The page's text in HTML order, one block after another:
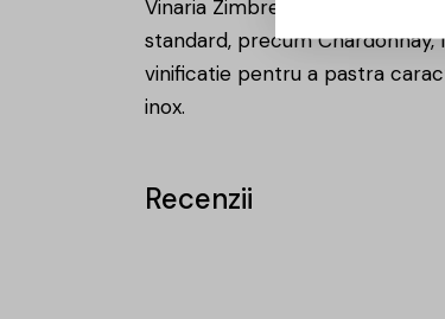
Vinaria Zimbreni reprezinta o
standard, precum
vinificatie pentru a pastra
inox.
Recenzii